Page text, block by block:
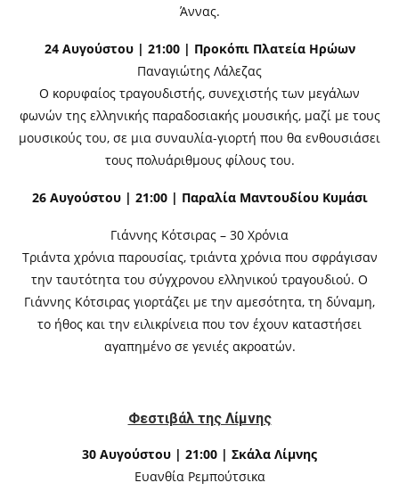
Άννας.
24 Αυγούστου | 21:00 | Προκόπι Πλατεία Ηρώων
Παναγιώτης Λάλεζας
Ο κορυφαίος τραγουδιστής, συνεχιστής των μεγάλων
φωνών της ελληνικής παραδοσιακής μουσικής, μαζί με τους
μουσικούς του, σε μια συναυλία-γιορτή που θα ενθουσιάσει
τους πολυάριθμους φίλους του.
26 Αυγούστου | 21:00 | Παραλία Μαντουδίου Κυμάσι
Γιάννης Κότσιρας – 30 Χρόνια
Τριάντα χρόνια παρουσίας, τριάντα χρόνια που σφράγισαν
την ταυτότητα του σύγχρονου ελληνικού τραγουδιού. Ο
Γιάννης Κότσιρας γιορτάζει με την αμεσότητα, τη δύναμη,
το ήθος και την ειλικρίνεια που τον έχουν καταστήσει
αγαπημένο σε γενιές ακροατών.
Φεστιβάλ της Λίμνης
30 Αυγούστου | 21:00 | Σκάλα Λίμνης
Ευανθία Ρεμπούτσικα